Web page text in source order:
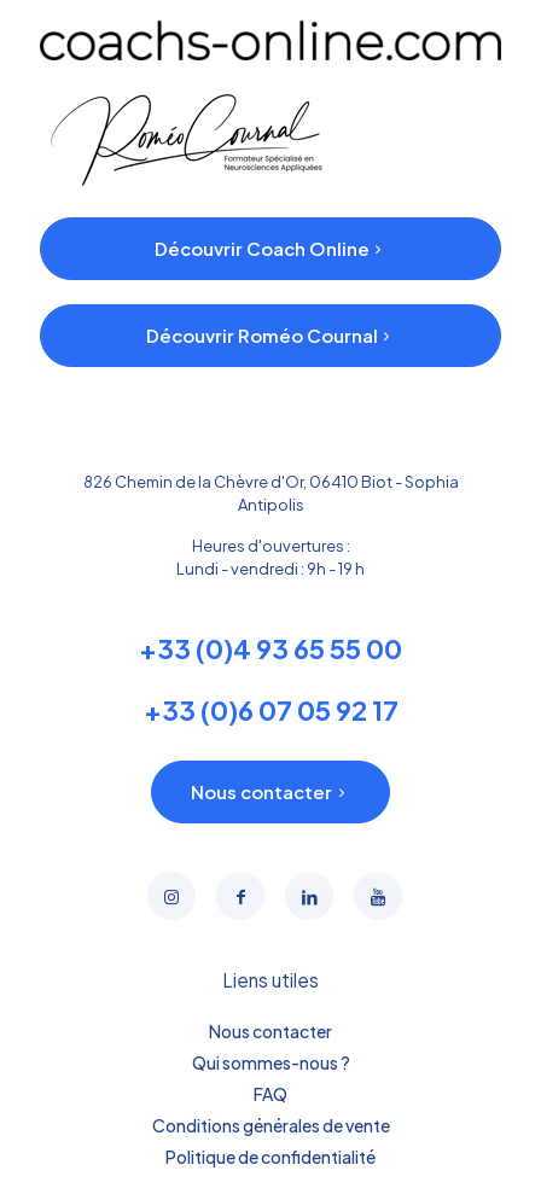
Découvrir Coach Online
Découvrir Roméo Cournal
826 Chemin de la Chèvre d'Or, 06410 Biot - Sophia
Antipolis
Heures d'ouvertures :
Lundi - vendredi : 9h - 19 h
+33 (0)4 93 65 55 00
+33 (0)6 07 05 92 17
Nous contacter
Liens utiles
Nous contacter
Qui sommes-nous ?
FAQ
Conditions générales de vente
Politique de confidentialité